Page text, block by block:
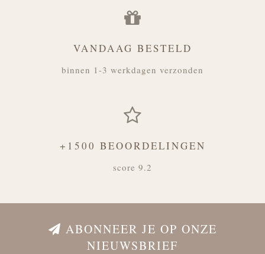
VANDAAG BESTELD
binnen 1-3 werkdagen verzonden
+1500 BEOORDELINGEN
score 9.2
ABONNEER JE OP ONZE
NIEUWSBRIEF